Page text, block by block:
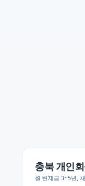
충북개인
월 변제금 3~5년,